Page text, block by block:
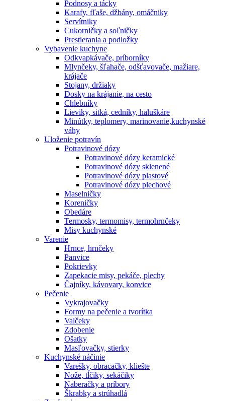
Podnosy a tácky
Karafy, fľaše, džbány, omáčniky
Servítniky
Cukorničky a soľničky
Prestierania a podložky
Vybavenie kuchyne
Odkvapkávače, príborníky
Mlynčeky, šľahače, odšťavovače, mažiare,
krájače
Stojany, držiaky
Dosky na krájanie, na cesto
Chlebníky
Lieviky, sitká, cedníky, haluškáre
Minútky, teplomery, marinovanie,kuchynské
váhy
Uloženie potravín
Potravinové dózy
Potravinové dózy keramické
Potravinové dózy sklenené
Potravinové dózy plastové
Potravinové dózy plechové
Maselničky
Koreničky
Obedáre
Termosky, termomisy, termohrnčeky
Misy kuchynské
Varenie
Hrnce, hrnčeky
Panvice
Pokrievky
Zapekacie misy, pekáče, plechy
Čajníky, kávovary, konvice
Pečenie
Vykrajovačky
Formy na pečenie a tvorítka
Valčeky
Zdobenie
Ošatky
Masľovačky, stierky
Kuchynské náčinie
Varešky, obracačky, kliešte
Nože, tĺčiky, sekáčiky
Naberačky a príbory
Škrabky a strúhadlá